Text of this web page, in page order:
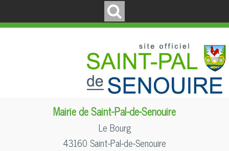
Mairie de Saint-Pal-de-Senouire
Le Bourg
43160 Saint-Pal-de-Senouire